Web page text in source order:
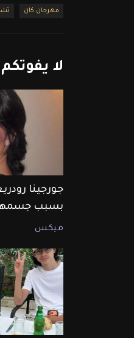
مهرجان كان
لا يفوتكم
جورجينا
بسبب
ميكس